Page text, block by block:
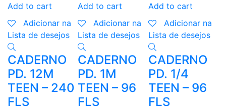
Add to cart
Adicionar na
Lista de desejos
CADERNO
PD. 12M
TEEN – 240
FLS
Add to cart
Adicionar na
Lista de desejos
CADERNO
PD. 1M
TEEN – 96
FLS
Add to cart
Adicionar na
Lista de desejos
CADERNO
PD. 1/4
TEEN – 96
FLS